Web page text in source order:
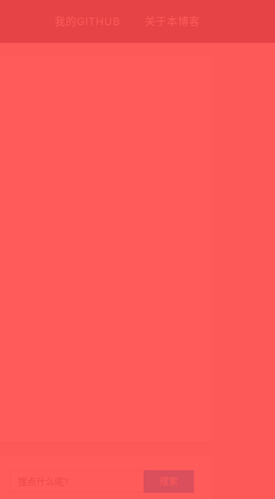
我的GITHUB 关于本博客
搜索